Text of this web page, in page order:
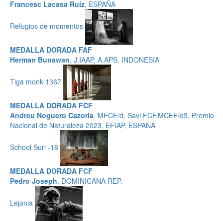
Francesc Lacasa Ruiz, ESPAÑA
Refugios de momentos
MEDALLA DORADA FAF
Herman Bunawan, J.IAAP, A.APS, INDONESIA
Tiga monk 1367
MEDALLA DORADA FCF
Andreu Noguero Cazorla, MFCF/d, Savi FCF,MCEF/d3, Premio
Nacional de Naturaleza 2023, EFIAP, ESPAÑA
School Suri -18
MEDALLA DORADA FCF
Pedro Joseph, DOMINICANA REP.
Lejania